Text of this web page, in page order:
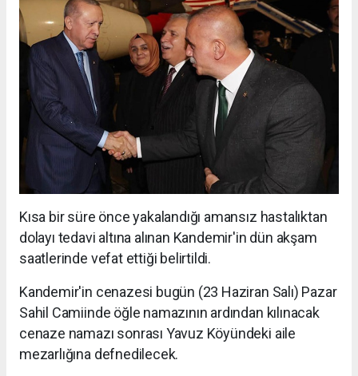
Kısa bir süre önce yakalandığı amansız hastalıktan
dolayı tedavi altına alınan Kandemir'in dün akşam
saatlerinde vefat ettiği belirtildi.
Kandemir'in cenazesi bugün (23 Haziran Salı) Pazar
Sahil Camiinde öğle namazının ardından kılınacak
cenaze namazı sonrası Yavuz Köyündeki aile
mezarlığına defnedilecek.